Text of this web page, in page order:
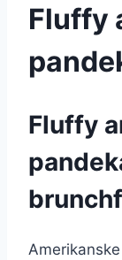
Fluffy
Fluffy